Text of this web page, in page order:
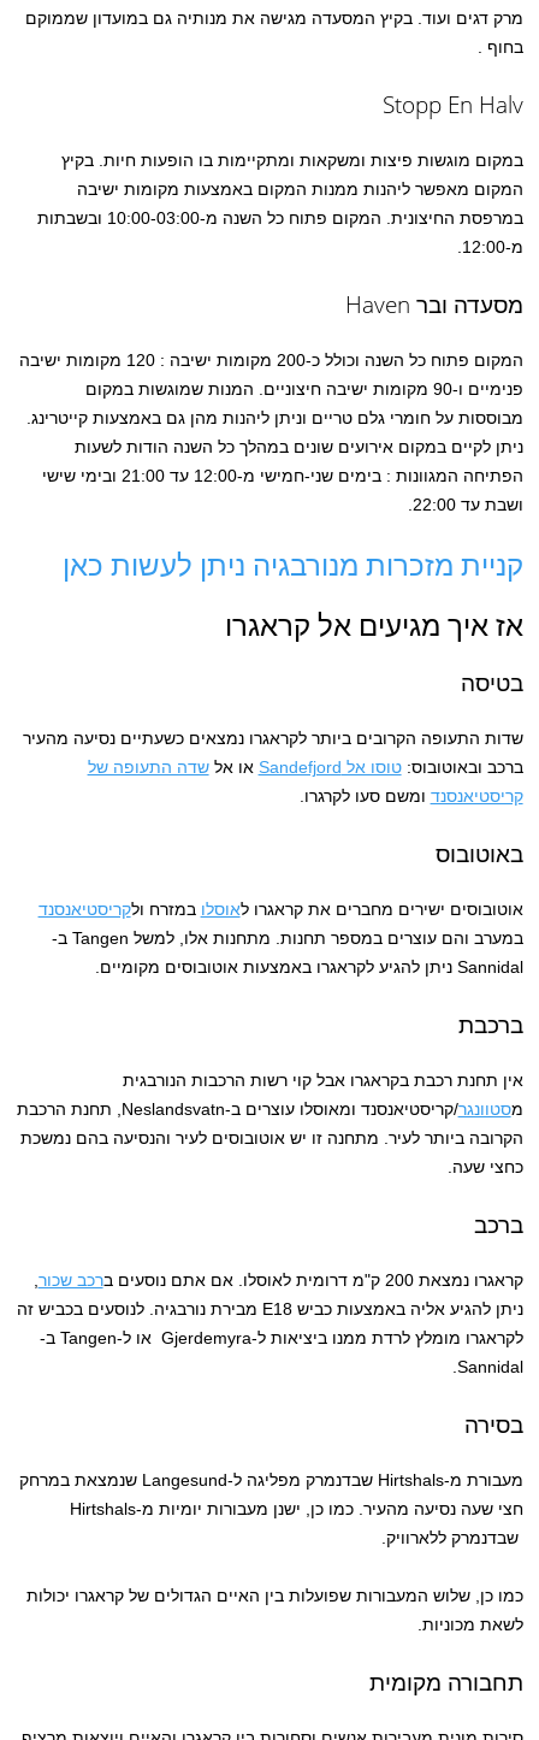
מרק דגים ועוד. בקיץ המסעדה מגישה את מנותיה גם במועדון שממוקם
בחוף .
Stopp En Halv
במקום מוגשות פיצות ומשקאות ומתקיימות בו הופעות חיות. בקיץ
המקום מאפשר ליהנות ממנות המקום באמצעות מקומות ישיבה
במרפסת החיצונית. המקום פתוח כל השנה מ-10:00-03:00 ובשבתות
מ-12:00.
מסעדה ובר Haven
המקום פתוח כל השנה וכולל כ-200 מקומות ישיבה : 120 מקומות ישיבה
פנימיים ו-90 מקומות ישיבה חיצוניים. המנות שמוגשות במקום
מבוססות על חומרי גלם טריים וניתן ליהנות מהן גם באמצעות קייטרינג.
ניתן לקיים במקום אירועים שונים במהלך כל השנה הודות לשעות
הפתיחה המגוונות : בימים שני-חמישי מ-12:00 עד 21:00 ובימי שישי
ושבת עד 22:00.
קניית מזכרות מנורבגיה ניתן לעשות כאן
אז איך מגיעים אל קראגרו
בטיסה
שדות התעופה הקרובים ביותר לקראגרו נמצאים כשעתיים נסיעה מהעיר
ברכב ובאוטובוס:טוסו אל Sandefjord או אלשדה התעופה של
קריסטיאנסנד ומשם סעו לקרגרו.
באוטובוס
אוטובוסים ישירים מחברים את קראגרו לאוסלו במזרח ולקריסטיאנסנד
במערב והם עוצרים במספר תחנות. מתחנות אלו, למשל Tangen ב-
Sannidal ניתן להגיע לקראגרו באמצעות אוטובוסים מקומיים.
ברכבת
אין תחנת רכבת בקראגרו אבל קוי רשות הרכבות הנורבגית
מסטוונגר
/קריסטיאנסנד ומאוסלו עוצרים ב-Neslandsvatn, תחנת הרכבת
הקרובה ביותר לעיר. מתחנה זו יש אוטובוסים לעיר והנסיעה בהם נמשכת
כחצי שעה.
ברכב
קראגרו נמצאת 200 ק"מ דרומית לאוסלו. אם אתם נוסעים ב רכב שכור
ניתן להגיע אליה באמצעות כביש E18 מבירת נורבגיה. לנוסעים בכביש זה
לקראגרו מומלץ לרדת ממנו ביציאות ל-Gjerdemyra או ל-Tangen ב-
Sannidal.
בסירה
מעבורת מ-Hirtshals שבדנמרק מפליגה ל-Langesund שנמצאת במרחק
חצי שעה נסיעה מהעיר. כמו כן, ישנן מעבורות יומיות מ-Hirtshals
שבדנמרק ללארוויק.
כמו כן, שלוש המעבורות שפועלות בין האיים הגדולים של קראגרו יכולות
לשאת מכוניות.
תחבורה מקומית